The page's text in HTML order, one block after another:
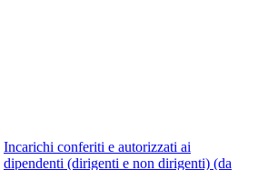
Incarichi conferiti e autorizzati ai
dipendenti (dirigenti e non dirigenti) (da